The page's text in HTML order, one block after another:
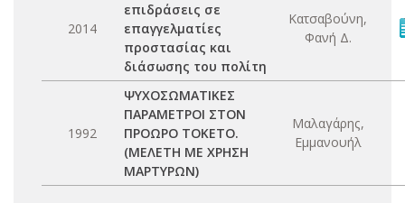
2014
επιδράσεις σε
επαγγελματίες
προστασίας και
διάσωσης του πολίτη
Κατσαβούνη,
Φανή Δ.
1992
ΨΥΧΟΣΩΜΑΤΙΚΕΣ
ΠΑΡΑΜΕΤΡΟΙ ΣΤΟΝ
ΠΡΟΩΡΟ ΤΟΚΕΤΟ.
(ΜΕΛΕΤΗ ΜΕ ΧΡΗΣΗ
ΜΑΡΤΥΡΩΝ)
Μαλαγάρης,
Εμμανουήλ